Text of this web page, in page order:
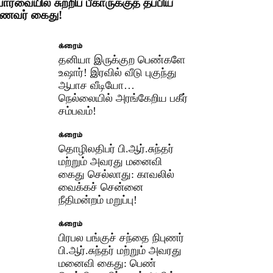
சுற்றிப் பீகாருக்குத் தப்பிய
கைது!
க்ரைம்
தனியா இருக்குற பெண்களே
உஷார்! இரவில் வீடு புகுந்து
ஆபாச வீடியோ…
நெல்லையில் அரங்கேறிய பகீர்
சம்பவம்!
க்ரைம்
தொழிலதிபர் பி.ஆர்.சுந்தர்
மற்றும் அவரது மனைவி
கைது செல்லாது: காவலில்
வைக்கச் சென்னை
நீதிமன்றம் மறுப்பு!
க்ரைம்
பிரபல பங்குச் சந்தை நிபுணர்
பி.ஆர்.சுந்தர் மற்றும் அவரது
மனைவி கைது: பெண்